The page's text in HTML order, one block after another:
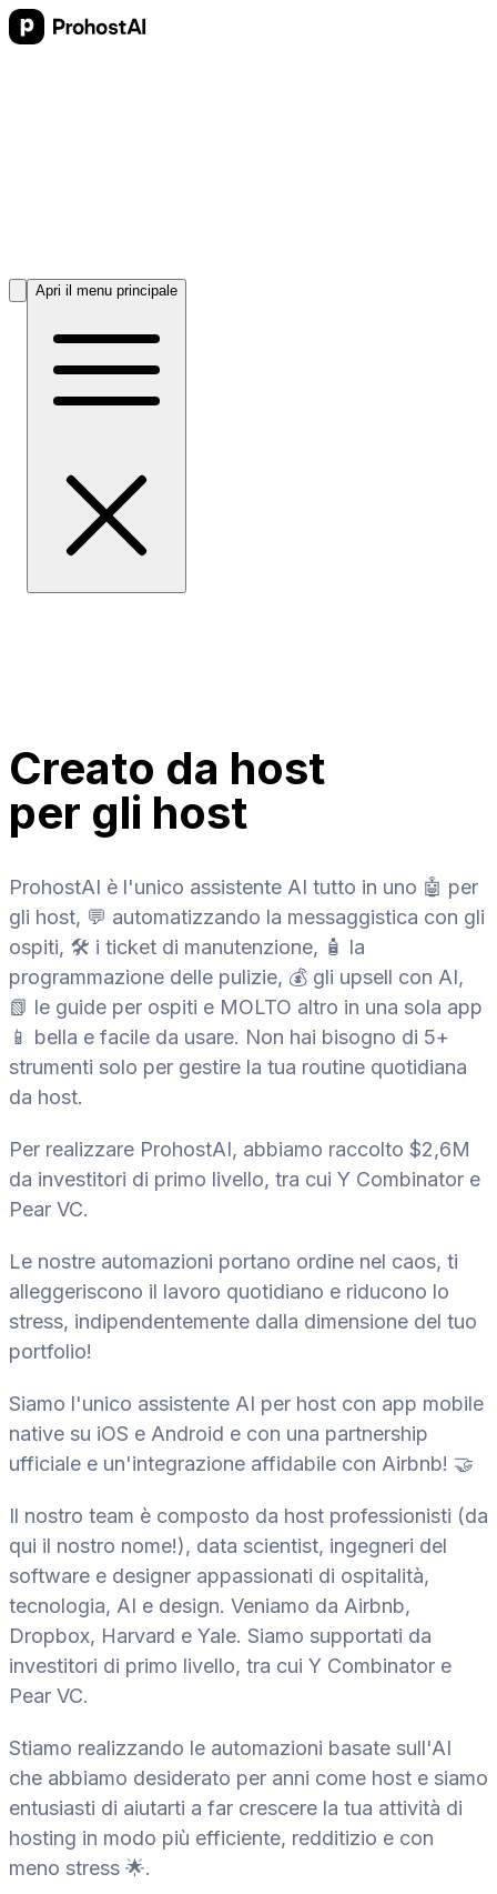
Apri il menu principale
Creato da host
per gli host
ProhostAI è l'unico assistente AI tutto in uno 🤖 per
gli host, 💬 automatizzando la messaggistica con gli
ospiti, 🛠️ i ticket di manutenzione, 🧴 la
programmazione delle pulizie, 💰 gli upsell con AI,
📗 le guide per ospiti e MOLTO altro in una sola app
📱 bella e facile da usare. Non hai bisogno di 5+
strumenti solo per gestire la tua routine quotidiana
da host.
Per realizzare ProhostAI, abbiamo raccolto $2,6M
da investitori di primo livello, tra cui Y Combinator e
Pear VC.
Le nostre automazioni portano ordine nel caos, ti
alleggeriscono il lavoro quotidiano e riducono lo
stress, indipendentemente dalla dimensione del tuo
portfolio!
Siamo l'unico assistente AI per host con app mobile
native su iOS e Android e con una partnership
ufficiale e un'integrazione affidabile con Airbnb! 🤝
Il nostro team è composto da host professionisti (da
qui il nostro nome!), data scientist, ingegneri del
software e designer appassionati di ospitalità,
tecnologia, AI e design. Veniamo da Airbnb,
Dropbox, Harvard e Yale. Siamo supportati da
investitori di primo livello, tra cui Y Combinator e
Pear VC.
Stiamo realizzando le automazioni basate sull'AI
che abbiamo desiderato per anni come host e siamo
entusiasti di aiutarti a far crescere la tua attività di
hosting in modo più efficiente, redditizio e con
meno stress 🌟.